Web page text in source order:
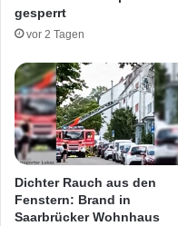
B
d
e
n
b
a
c
h
n
gesperrt
vor 2 Tagen
Dichter Rauch aus den
Fenstern: Brand in
Saarbrücker Wohnhaus